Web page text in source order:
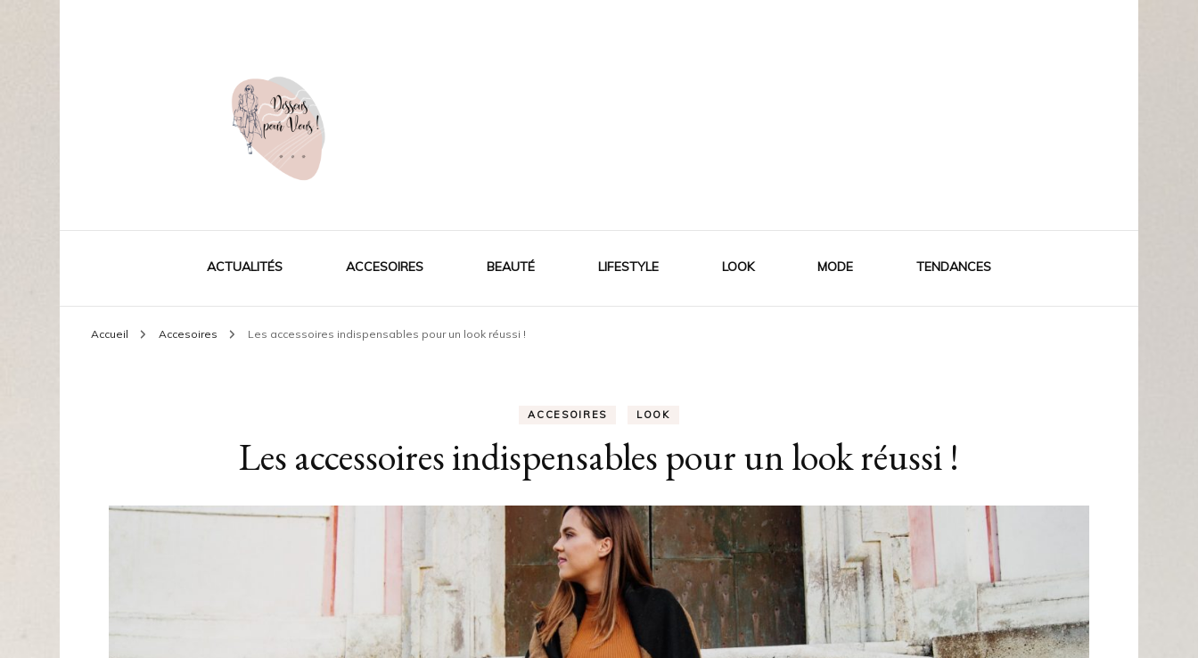
Dessouspourvous
ACTUALITÉS ACCESOIRES BEAUTÉ LIFESTYLE LOOK MODE TENDANCES
Accueil Accesoires Les accessoires indispensables pour un look réussi !
ACCESOIRES LOOK
Les accessoires indispensables pour un look réussi !